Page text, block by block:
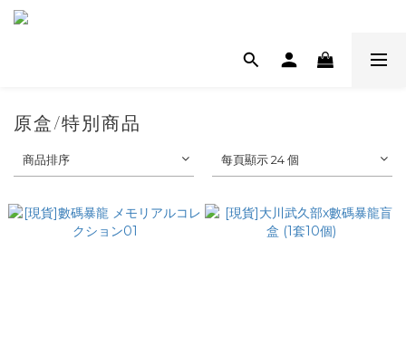
原盒/特別商品
商品排序 每頁顯示 24 個